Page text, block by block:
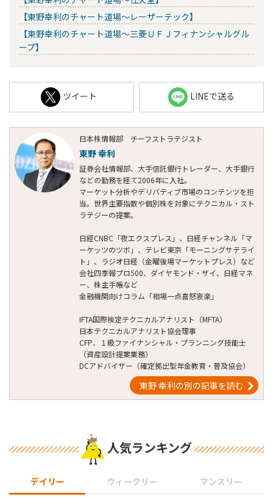
【東野幸利のチャート道場～レーザーテック】
【東野幸利のチャート道場～三菱ＵＦＪフィナンシャルグル
ープ】
ツイート LINEで送る
日本株情報部 チーフストラテジスト
東野 幸利
証券会社情報部、大手信託銀行トレーダー、大手銀行
などの勤務を経て2006年に入社。
マーケット分析やデリバティブ市場のコンテンツを担
当。世界主要指数や個別株を対象にテクニカル・スト
ラテジーの提案。
日経CNBC「夜エクスプレス」、日経チャンネル「マ
ーケッツのツボ」、テレビ東京「モーニングサテライ
ト」、ラジオ日経（金曜後場マーケットプレス）など
会社四季報プロ500、ダイヤモンド・ザイ、日経マネ
ー、株主手帳など
金融機関向けコラム「相場一点喜怒哀楽」
IFTA国際検定テクニカルアナリスト（MFTA）
日本テクニカルアナリスト協会理事
CFP、１級ファイナンシャル・プランニング技能士
（資産設計提案業務）
DCアドバイザー（確定拠出型年金教育・普及協会）
東野 幸利の別の記事を読む
人気ランキング
デイリー ウィークリー マンスリー